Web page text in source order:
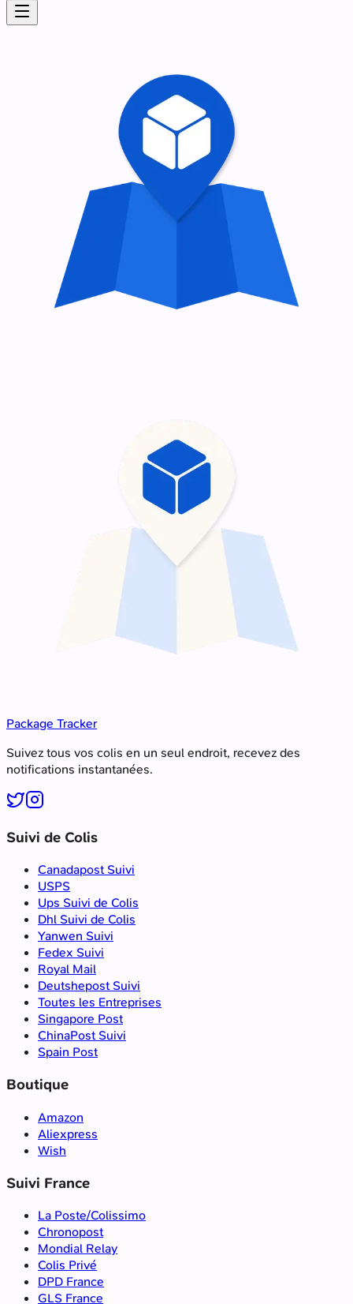
Package Tracker
Suivez tous vos colis en un seul endroit, recevez des
notifications instantanées.
Suivi de Colis
Canadapost Suivi
USPS
Ups Suivi de Colis
Dhl Suivi de Colis
Yanwen Suivi
Fedex Suivi
Royal Mail
Deutshepost Suivi
Toutes les Entreprises
Singapore Post
ChinaPost Suivi
Spain Post
Boutique
Amazon
Aliexpress
Wish
Suivi France
La Poste/Colissimo
Chronopost
Mondial Relay
Colis Privé
DPD France
GLS France